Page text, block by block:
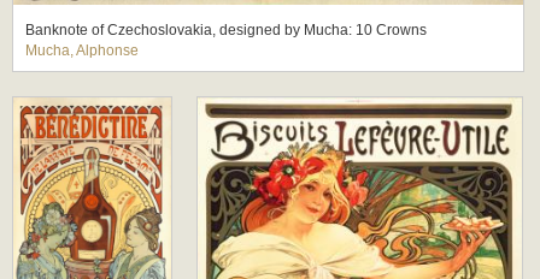
Banknote of Czechoslovakia, designed by Mucha: 10 Crowns
Mucha, Alphonse